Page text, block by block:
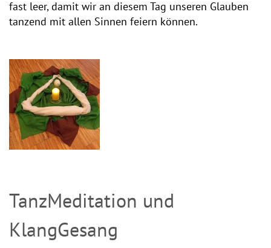
fast leer, damit wir an diesem Tag unseren Glauben
tanzend mit allen Sinnen feiern können.
TanzMeditation und
KlangGesang